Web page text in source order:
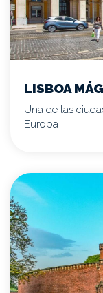
LISBOA
Una de las
Europa